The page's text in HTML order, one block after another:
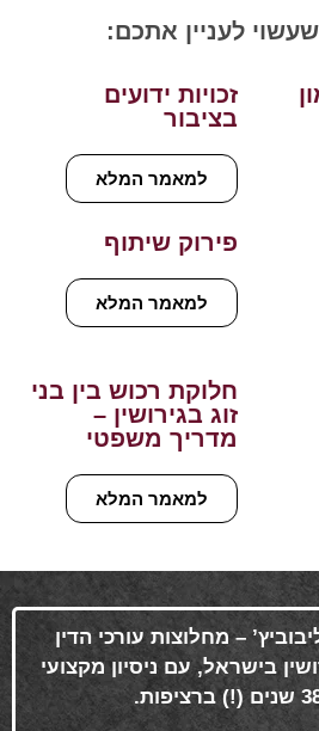
לעניין אתכם:
זכויות ידועים
בציבור
למאמר המלא
פירוק שיתוף
למאמר המלא
חלוקת רכוש בין בני
זוג בגירושין –
מדריך משפטי
למאמר המלא
– מחלוצות עורכי הדין
בישראל, עם ניסיון מקצועי
.